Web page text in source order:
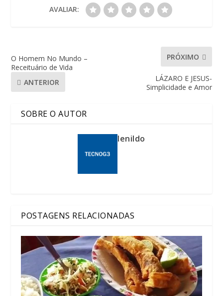
AVALIAR:
O Homem No Mundo –
Receituário de Vida
ANTERIOR
PRÓXIMO
LÁZARO E JESUS-
Simplicidade e Amor
SOBRE O AUTOR
lenildo
POSTAGENS RELACIONADAS